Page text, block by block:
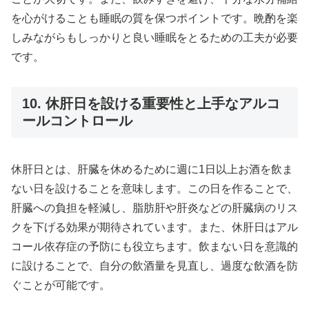
を心がけることも睡眠の質を保つポイントです。晩酌を楽
しみながらもしっかりと良い睡眠をとるための工夫が必要
です。
10. 休肝日を設ける重要性と上手なアルコ
ールコントロール
休肝日とは、肝臓を休めるために週に1日以上お酒を飲ま
ない日を設けることを意味します。この日を作ることで、
肝臓への負担を軽減し、脂肪肝や肝炎などの肝臓病のリス
クを下げる効果が期待されています。また、休肝日はアル
コール依存症の予防にも役立ちます。飲まない日を意識的
に設けることで、自分の飲酒量を見直し、過度な飲酒を防
ぐことが可能です。